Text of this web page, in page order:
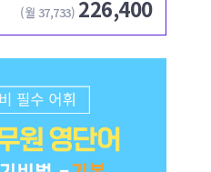
(월 37,733) 226,400